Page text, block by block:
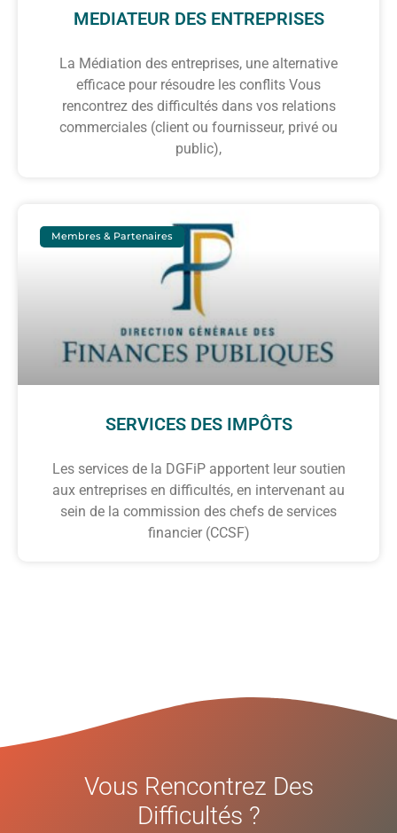
MEDIATEUR DES ENTREPRISES
La Médiation des entreprises, une alternative
efficace pour résoudre les conflits Vous
rencontrez des difficultés dans vos relations
commerciales (client ou fournisseur, privé ou
public),
Membres & Partenaires
SERVICES DES IMPÔTS
Les services de la DGFiP apportent leur soutien
aux entreprises en difficultés, en intervenant au
sein de la commission des chefs de services
financier (CCSF)
Vous Rencontrez Des
Difficultés ?